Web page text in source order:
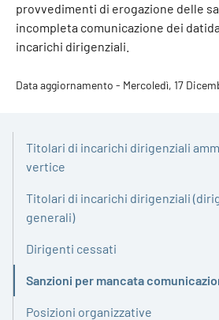
provvedimenti di erogazione delle
incompleta comunicazione dei
incarichi dirigenziali.
Data aggiornamento - Mercoledì, 17
Titolari di incarichi dirigenziali
vertice
Titolari di incarichi dirigenziali
generali)
Dirigenti cessati
Sanzioni per mancata
Attivo
Posizioni organizzative